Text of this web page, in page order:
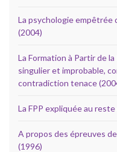
La psychologie empêtrée
(2004)
La Formation à Partir de
singulier et improbable,
contradiction tenace
La FPP expliquée au
A propos des épreuves
(1996)